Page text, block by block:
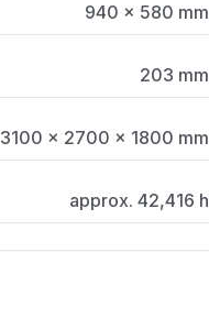
940 x 580 mm
203 mm
3100 x 2700 x 1800 mm
approx. 42,416 h